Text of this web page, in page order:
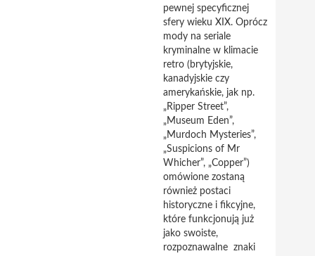
pewnej specyficznej
sfery wieku XIX. Oprócz
mody na seriale
kryminalne w klimacie
retro (brytyjskie,
kanadyjskie czy
amerykańskie, jak np.
„Ripper Street”,
„Museum Eden”,
„Murdoch Mysteries”,
„Suspicions of Mr
Whicher”, „Copper”)
omówione zostaną
również postaci
historyczne i fikcyjne,
które funkcjonują już
jako swoiste,
rozpoznawalne znaki